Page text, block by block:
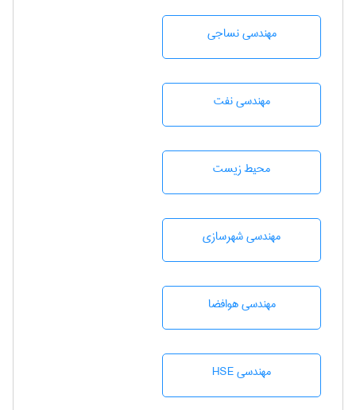
مهندسي نساجی
مهندسی نفت
محيط زيست
مهندسی شهرسازی
مهندسی هوافضا
مهندسی HSE